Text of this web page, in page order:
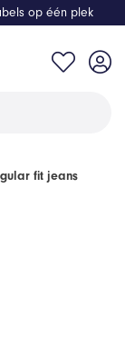
op één plek
fit jeans